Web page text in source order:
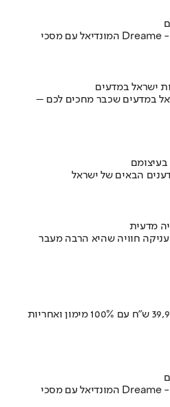
ישראל במדעים
במדעים שכבר מחכים לכם –
הבאים של ישראל
מדעית
חוויה שהיא הרבה מעבר
סיאט ויונדאי מדוגמות החל מ-39,900 ש״ח עם 100% מימון ואחריות